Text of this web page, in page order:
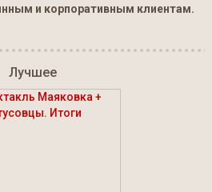
и корпоративным клиентам.
Лучшее